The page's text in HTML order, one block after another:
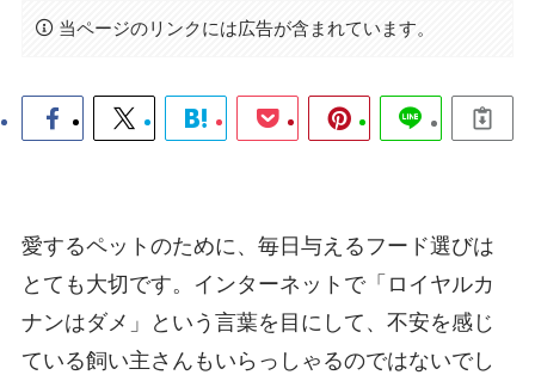
当ページのリンクには広告が含まれています。
愛するペットのために、毎日与えるフード選びは
とても大切です。インターネットで「ロイヤルカ
ナンはダメ」という言葉を目にして、不安を感じ
ている飼い主さんもいらっしゃるのではないでし